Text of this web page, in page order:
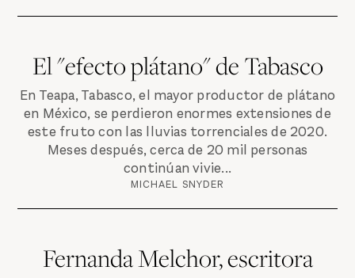
El "efecto plátano" de Tabasco
En Teapa, Tabasco, el mayor productor de plátano
en México, se perdieron enormes extensiones de
este fruto con las lluvias torrenciales de 2020.
Meses después, cerca de 20 mil personas
continúan vivie...
MICHAEL SNYDER
Fernanda Melchor, escritora